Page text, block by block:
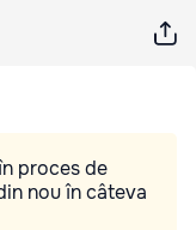
proces de
nou în câteva